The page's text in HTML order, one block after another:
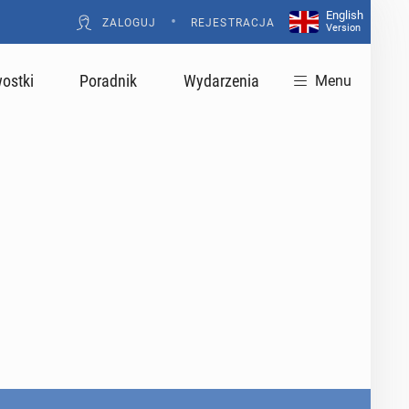
ZALOGUJ • REJESTRACJA
English
Version
Poradnik Wydarzenia Menu